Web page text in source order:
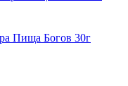
Пища Богов 30г